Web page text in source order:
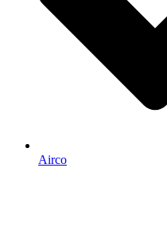
Airco